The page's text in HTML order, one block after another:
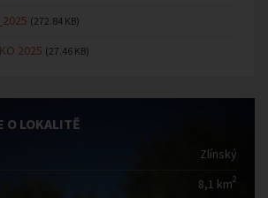
(272.84 KB)
2025 (27.46 KB)
O LOKALITĚ
Zlínský
8,1 km2